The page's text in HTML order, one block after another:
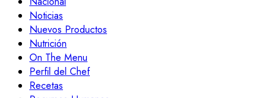
Noticias
Nuevos Productos
Nutrición
On The Menu
Perfil del Chef
Recetas